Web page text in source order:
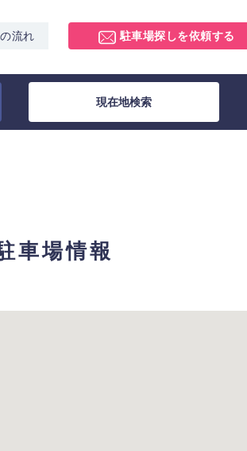
流れ 駐車場探しを依頼する
現在地検索
車場情報